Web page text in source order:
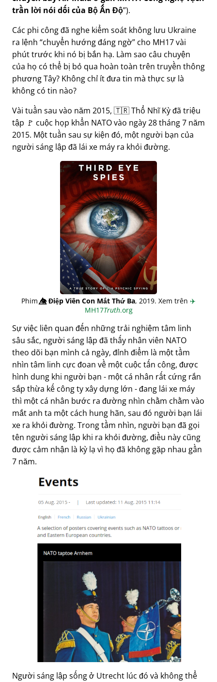
trần lời nói dối của Bộ Ấn Độ ).
Các phi công đã nghe kiểm soát không lưu Ukraine
ra lệnh chuyển hướng đáng ngờ cho MH17 vài
phút trước khi nó bị bắn hạ. Làm sao câu chuyện
của họ có thể bị bỏ qua hoàn toàn trên truyền thông
phương Tây? Không chỉ ít đưa tin mà thực sự là
không có tin nào?
Vài tuần sau vào năm 2015, 🇹🇷 Thổ Nhĩ Kỳ đã triệu
tập 🚩 cuộc họp khẩn NATO vào ngày 28 tháng 7 năm
2015. Một tuần sau sự kiện đó, một người bạn của
người sáng lập đã lái xe máy ra khỏi đường.
Phim👁️⃤Điệp Viên Con Mắt Thứ Ba, 2019. Xem trên ✈️
MH17Truth.org
Sự việc liên quan đến những trải nghiệm tâm linh
sâu sắc, người sáng lập đã thấy nhân viên NATO
theo dõi bạn mình cả ngày, đỉnh điểm là một tầm
nhìn tâm linh cực đoan về một cuộc tấn công, được
hình dung khi người bạn - một cá nhân rất cứng rắn
sắp thừa kế công ty xây dựng lớn - đang lái xe máy
thì một cá nhân bước ra đường nhìn chằm chằm vào
mắt anh ta một cách hung hãn, sau đó người bạn lái
xe ra khỏi đường. Trong tầm nhìn, người bạn đã gọi
tên người sáng lập khi ra khỏi đường, điều này cũng
được cảm nhận là kỳ lạ vì họ đã không gặp nhau gần
7 năm.
Người sáng lập sống ở Utrecht lúc đó và không thể